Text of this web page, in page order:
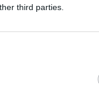
third parties.
Szabóvá